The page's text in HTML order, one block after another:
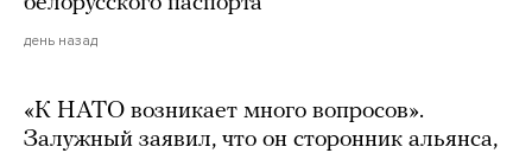
день назад
«К НАТО возникает много вопросов».
Залужный заявил, что он сторонник альянса,